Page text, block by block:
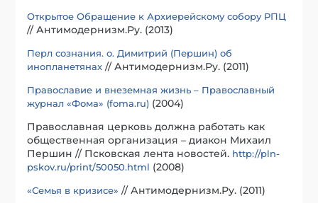
Открытое Обращение к Архиерейскому собору РПЦ
// Антимодернизм.Ру. (2013)
Перл сознания. о. Димитрий (Першин) об
инопланетянах // Антимодернизм.Ру. (2011)
Православие и внеземная жизнь – Православный
журнал «Фома» (foma.ru) (2004)
Православная церковь должна работать как
общественная организация – диакон Михаил
Першин // Псковская лента новостей. http://pln-
pskov.ru/print/50050.html (2008)
«Семья в кризисе» // Антимодернизм.Ру. (2011)